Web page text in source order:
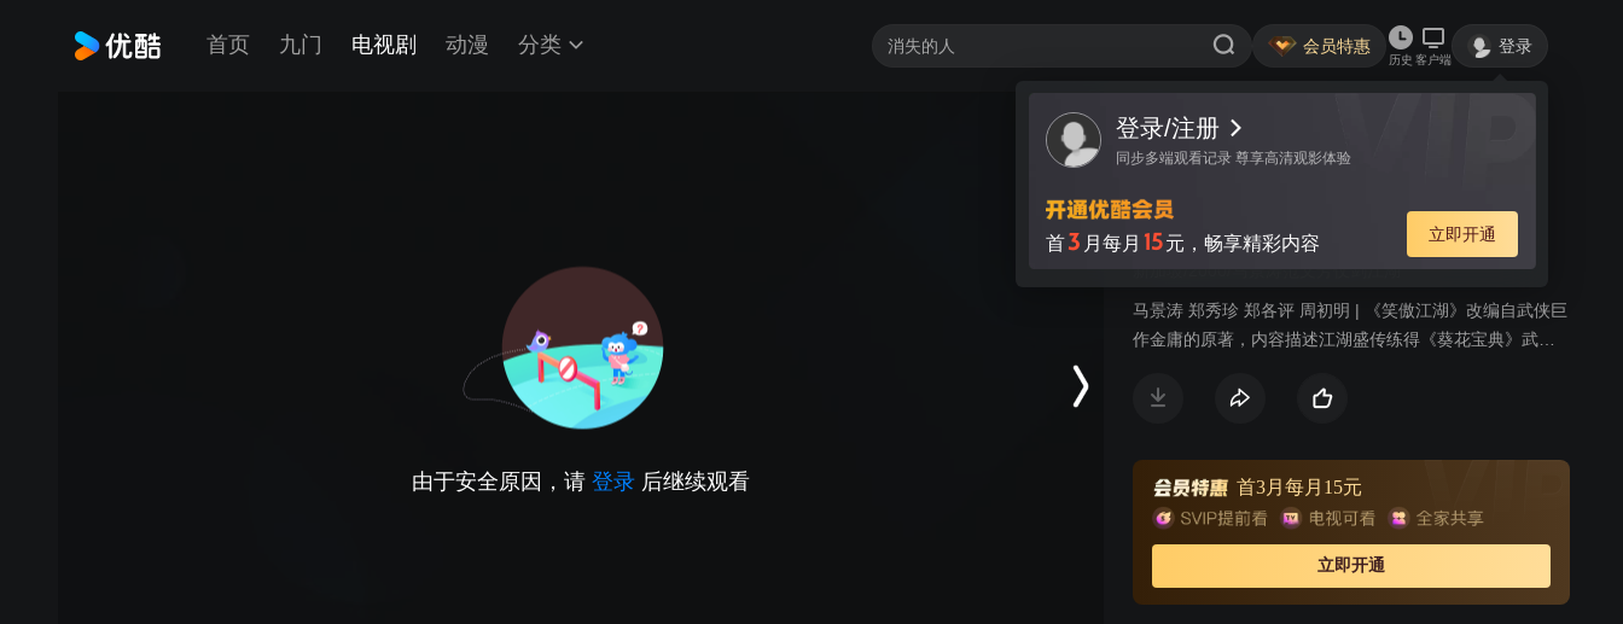
首页 九门 电视剧 动漫 分类 会员特惠
历史 客户端
登录
登录/注册
同步多端观看记录 尊享高清观影体验
首3 月每月 15元，畅享精彩内容 立即开通
由于安全原因，请 登录 后继续观看
视频 讨论
笑傲江湖
新加坡/2000/马景涛范文芳仗剑江湖
马景涛 郑秀珍 郑各评 周初明 | 《笑傲江湖》改编自武侠巨
作金庸的原著，内容描述江湖盛传练得《葵花宝典》武
籍，掀起连番腥风血雨。华山弟子令狐冲为了替师父寻找
曲洋与衡山派刘正风，二人在临终之时授予令狐冲笑傲江
湖之曲，令狐冲在逃避追杀时无意中与日月神教教主之独
生女任盈盈相交，在与东厂“锦衣卫”争斗中，令狐冲仗义而
出，却意外得悉师父岳不群的伪善面目。
首3月每月15元
立即开通